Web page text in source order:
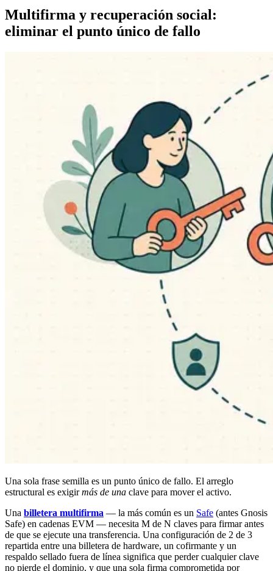
Multifirma y recuperación social:
eliminar el punto único de fallo
Una sola frase semilla es un punto único de fallo. El arreglo
estructural es exigirmás de una clave para mover el activo.
Una billetera multifirma — la más común es un Safe (antes Gnosis
Safe) en cadenas EVM — necesita M de N claves para firmar antes
de que se ejecute una transferencia. Una configuración de 2 de 3
repartida entre una billetera de hardware, un cofirmante y un
respaldo sellado fuera de línea significa que perder cualquier clave
no pierde el dominio, y que una sola firma comprometida por